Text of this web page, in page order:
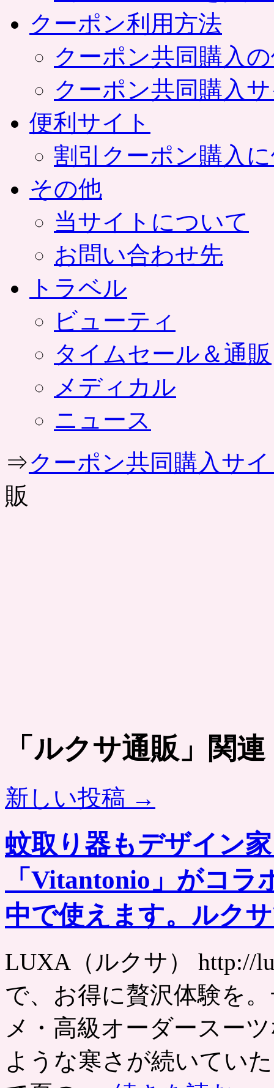
クーポン利用方法
クーポン共同購入
クーポン共同購入
便利サイト
割引クーポン購入
その他
当サイトについて
お問い合わせ先
トラベル
ビューティ
タイムセール＆通販
メディカル
ニュース
⇒クーポン共同購入サ
販
「 ルクサ通販 」関連
新しい投稿 →
蚊取り器もデザイン
「Vitantonio」がコ
中で使えます。ルク
LUXA（ルクサ） http://
で、お得に贅沢体験を
メ・高級オーダースー
ような寒さが続いてい